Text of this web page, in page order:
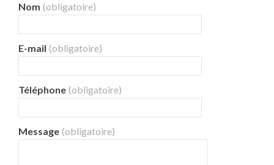
Nom (obligatoire)
E-mail (obligatoire)
Téléphone (obligatoire)
Message (obligatoire)